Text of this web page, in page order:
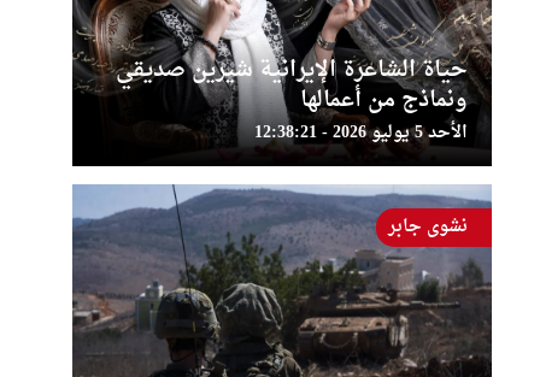
حياة الشاعرة الإيرانية شيرين صديقي
ونماذج من أعمالها
الأحد 5 يوليو 2026 - 12:38:21
نشوى جابر